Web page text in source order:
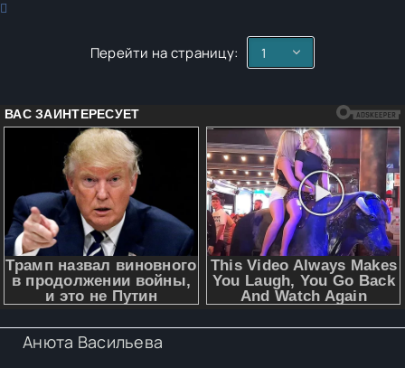
Перейти на страницу:
Анюта Васильева